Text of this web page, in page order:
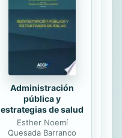
Administración
pública y
estrategias de salud
Esther Noemí
Quesada Barranco